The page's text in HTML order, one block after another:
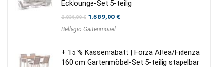
Ecklounge-Set 5-teilig
2.838,80€ Ursprünglicher
war:
1.589,00€Aktueller
Bellagio Gartenmöbel
+ 15 % Kassenrabatt | Forza Altea/Fidenza
160 cm Gartenmöbel-Set 5-teilig stapelbar